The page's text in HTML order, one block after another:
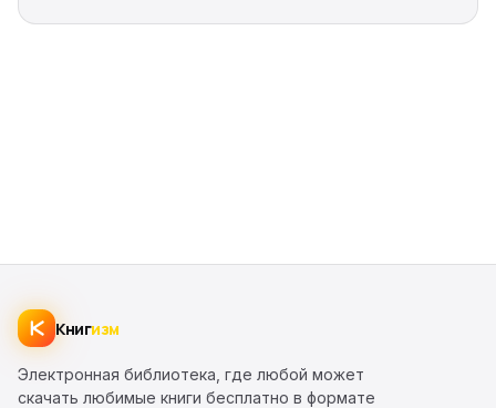
Книгизм
Электронная библиотека, где любой может
скачать любимые книги бесплатно в формате